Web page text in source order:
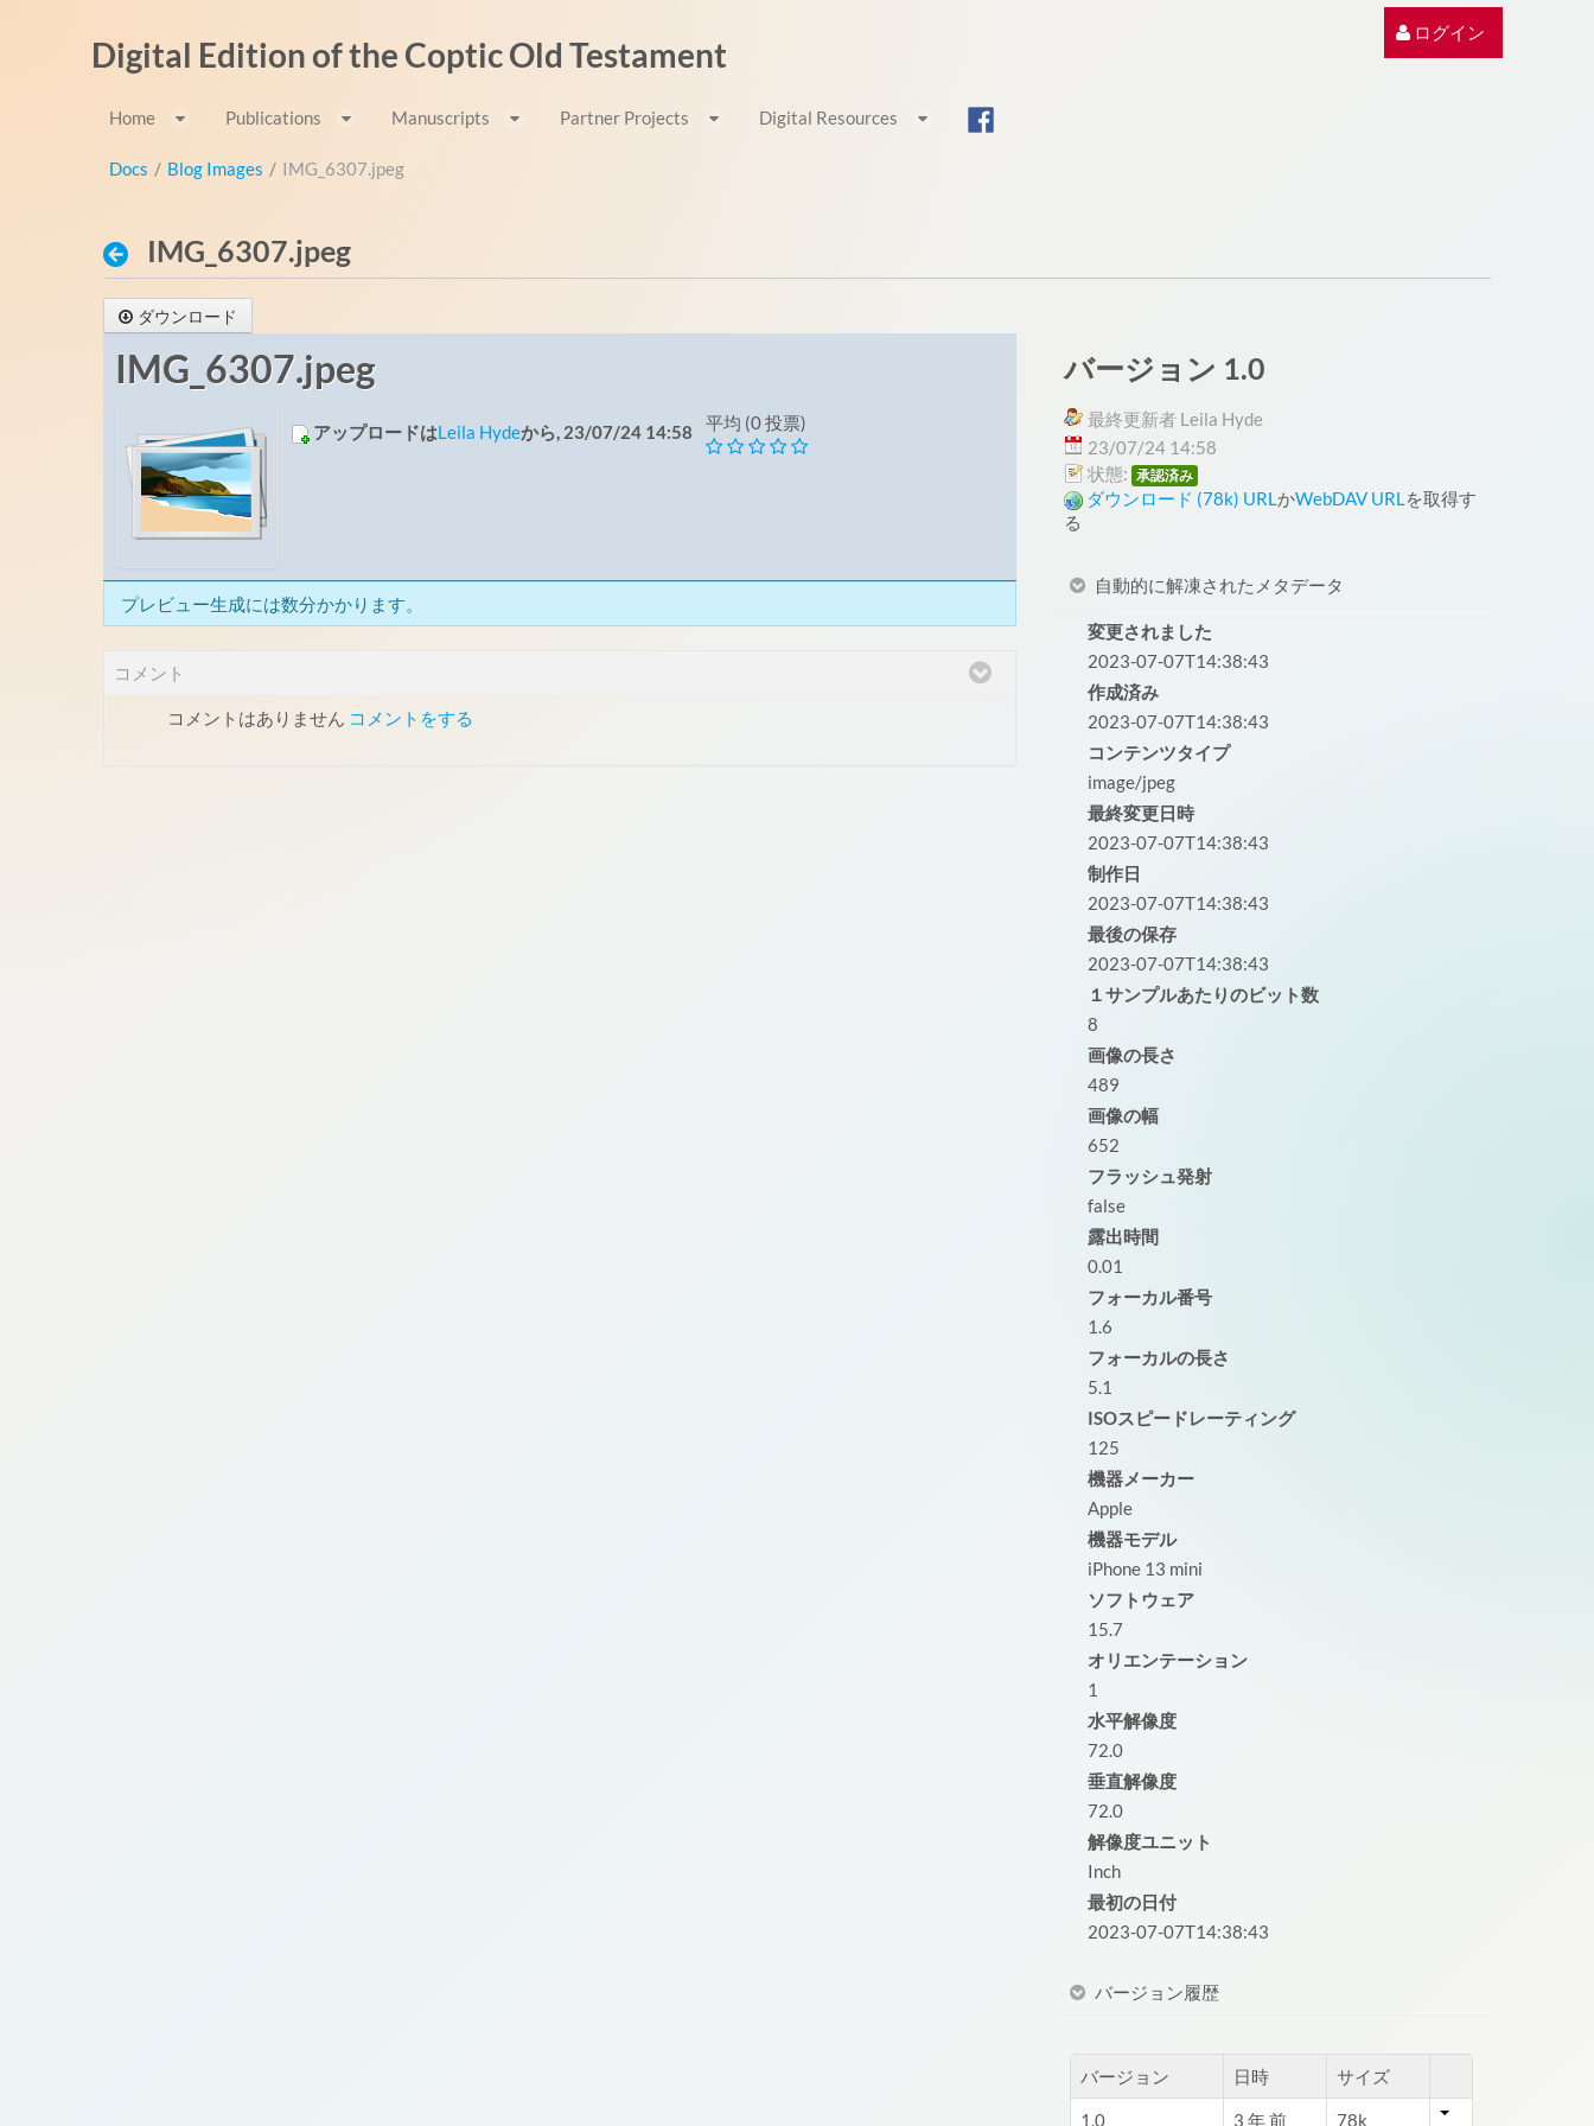
ログイン
Digital Edition of the Coptic Old Testament
Home Publications Manuscripts Partner Projects Digital Resources
Docs / Blog Images / IMG_6307.jpeg
IMG_6307.jpeg
ダウンロード
IMG_6307.jpeg
アップロードはLeila Hydeから, 23/07/24 14:58 平均 (0 投票)
プレビュー生成には数分かかります。
コメント
コメントはありません コメントをする
バージョン 1.0
最終更新者 Leila Hyde
23/07/24 14:58
状態: 承認済み
ダウンロード (78k) URLかWebDAV URLを取得す
る
自動的に解凍されたメタデータ
変更されました
2023-07-07T14:38:43
作成済み
2023-07-07T14:38:43
コンテンツタイプ
image/jpeg
最終変更日時
2023-07-07T14:38:43
制作日
2023-07-07T14:38:43
最後の保存
2023-07-07T14:38:43
１サンプルあたりのビット数
8
画像の長さ
489
画像の幅
652
フラッシュ発射
false
露出時間
0.01
フォーカル番号
1.6
フォーカルの長さ
5.1
ISOスピードレーティング
125
機器メーカー
Apple
機器モデル
iPhone 13 mini
ソフトウェア
15.7
オリエンテーション
1
水平解像度
72.0
垂直解像度
72.0
解像度ユニット
Inch
最初の日付
2023-07-07T14:38:43
バージョン履歴
バージョン 日時 サイズ
1.0 3 年 前 78k